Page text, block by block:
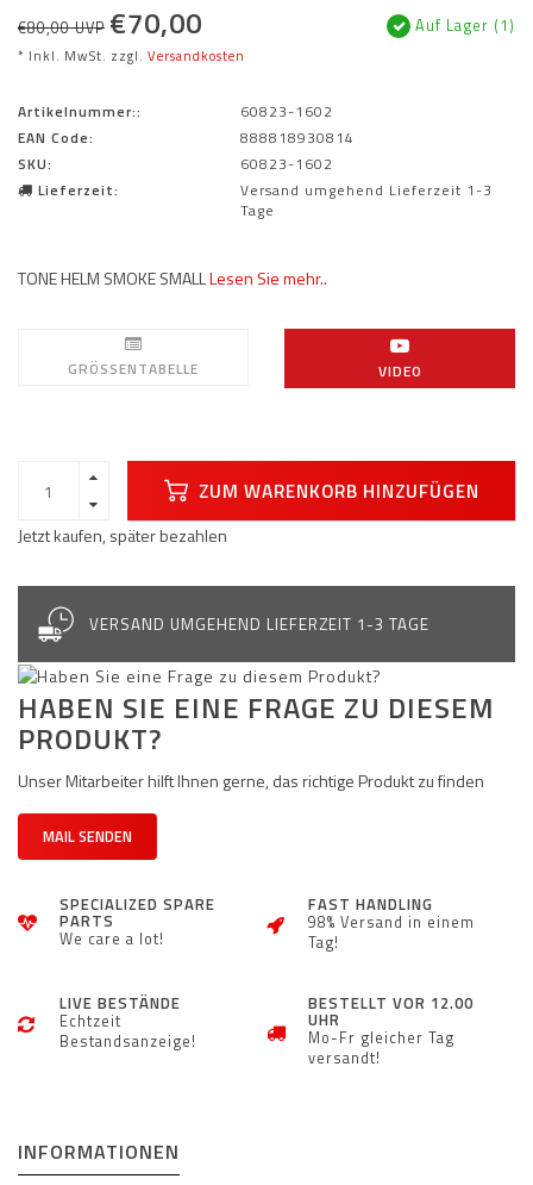
€80,00 UVP €70,00
* Inkl. MwSt. zzgl. Versandkosten
Auf Lager (1)
Artikelnummer::
60823-1602
EAN Code:
888818930814
SKU:
60823-1602
Lieferzeit:
Versand umgehend Lieferzeit 1-3
Tage
TONE HELM SMOKE SMALLLesen Sie mehr..
GRÖSSENTABELLE VIDEO
ZUM WARENKORB HINZUFÜGEN
Jetzt kaufen, später bezahlen
VERSAND UMGEHEND LIEFERZEIT 1-3 TAGE
HABEN SIE EINE FRAGE ZU DIESEM
PRODUKT?
Unser Mitarbeiter hilft Ihnen gerne, das richtige Produkt zu finden
MAIL SENDEN
SPECIALIZED SPARE
PARTS
We care a lot!
FAST HANDLING
98% Versand in einem
Tag!
LIVE BESTÄNDE
Echtzeit
Bestandsanzeige!
BESTELLT VOR 12.00
UHR
Mo-Fr gleicher Tag
versandt!
INFORMATIONEN